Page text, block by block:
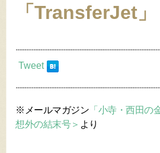
「TransferJet」
Tweet
※メールマガジン 「小寺・西田の
想外の結末号＞ より